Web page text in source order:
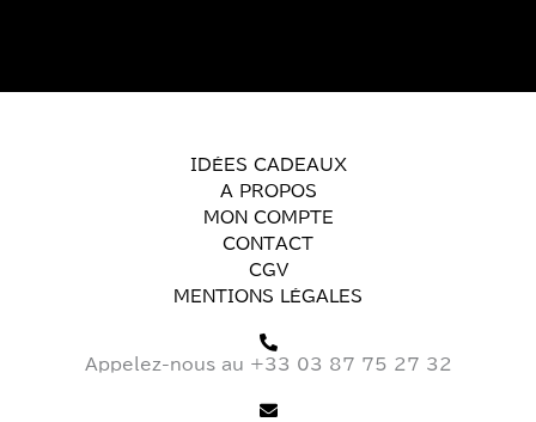
IDÉES CADEAUX
A PROPOS
MON COMPTE
CONTACT
CGV
MENTIONS LÉGALES
Appelez-nous au +33 03 87 75 27 32